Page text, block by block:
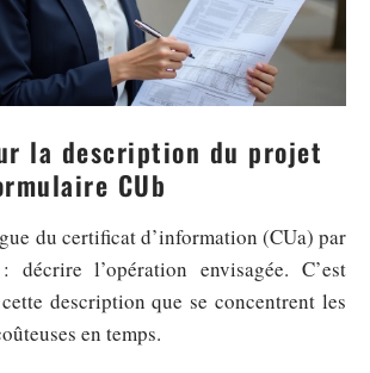
la description du projet
CUb
du certificat d’information (CUa) par
l’opération envisagée. C’est
description que se concentrent les
en temps.